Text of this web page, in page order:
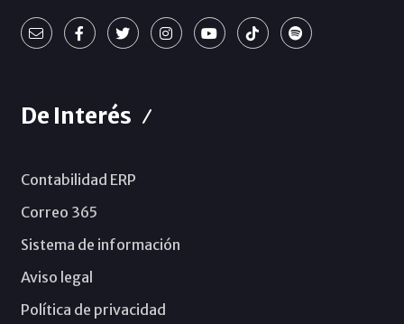
De Interés
Contabilidad ERP
Correo 365
Sistema de información
Aviso legal
Política de privacidad